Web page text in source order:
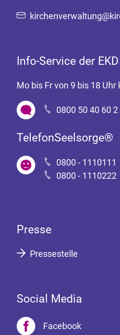
Info-Service der EKD
Mo bis Fr von 9 bis 18
0800 50 40 60 2
TelefonSeelsorge®
0800 - 1110111
0800 - 1110222
Presse
Pressestelle
Social Media
Facebook